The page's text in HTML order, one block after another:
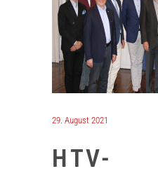
29. August 2021
HTV-